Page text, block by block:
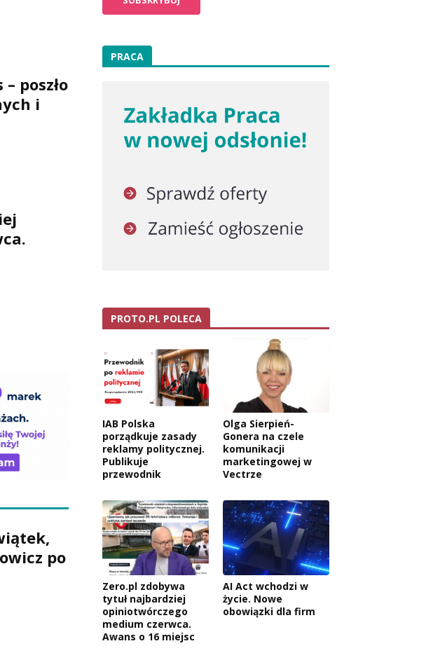
poszło
i
po
PRACA
PROTO.PL POLECA
IAB Polska
porządkuje zasady
reklamy politycznej.
Publikuje
przewodnik
Olga Sierpień-
Gonera na czele
komunikacji
marketingowej w
Vectrze
Zero.pl zdobywa
tytuł najbardziej
opiniotwórczego
medium czerwca.
Awans o 16 miejsc
AI Act wchodzi w
życie. Nowe
obowiązki dla firm